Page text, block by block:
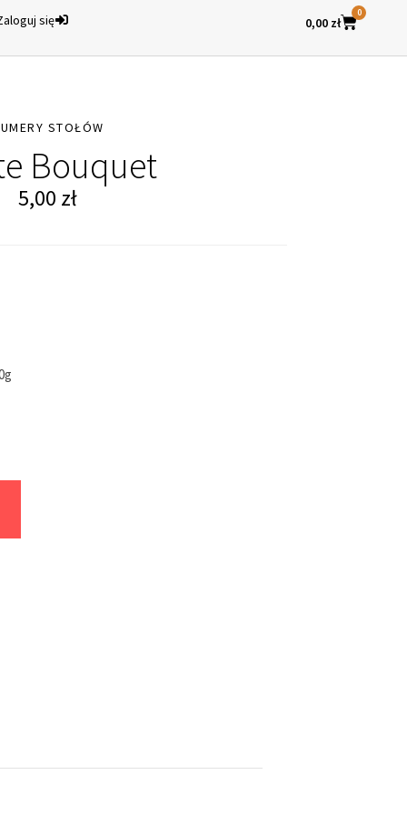
się 0,00 zł
0
STOŁÓW
Bouquet
5,00 zł